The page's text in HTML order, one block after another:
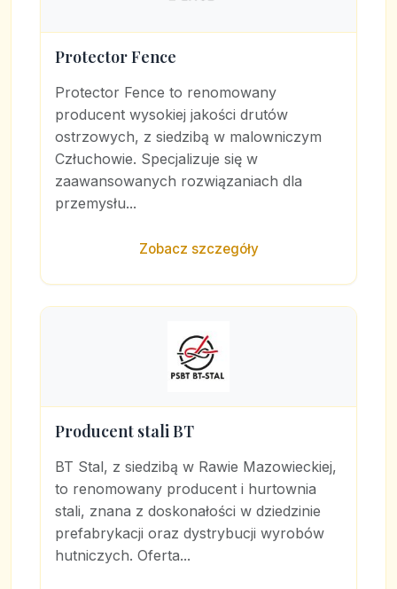
Protector Fence
Protector Fence to renomowany
producent wysokiej jakości drutów
ostrzowych, z siedzibą w malowniczym
Człuchowie. Specjalizuje się w
zaawansowanych rozwiązaniach dla
przemysłu...
Zobacz szczegóły
Producent stali BT
BT Stal, z siedzibą w Rawie Mazowieckiej,
to renomowany producent i hurtownia
stali, znana z doskonałości w dziedzinie
prefabrykacji oraz dystrybucji wyrobów
hutniczych. Oferta...